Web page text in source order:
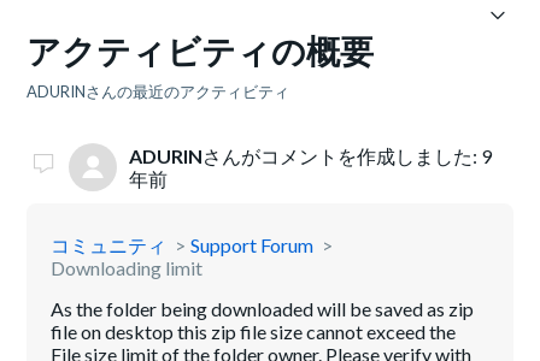
アクティビティの概要
ADURINさんの最近のアクティビティ
ADURINさんがコメントを作成しました: 9
年前
コミュニティ
Support Forum
Downloading limit
As the folder being downloaded will be saved as zip
file on desktop this zip file size cannot exceed the
File size limit of the folder owner. Please verify with